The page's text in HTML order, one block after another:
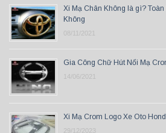
Xi Mạ Chân Không là gì?
Không
08/11/2021
Gia Công Chữ Hút Nổi Mạ
14/06/2021
Xi Mạ Crom Logo Xe Oto
29/12/2023